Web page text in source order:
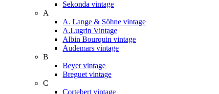
Sekonda vintage
A
A. Lange & Söhne vintage
A.Lugrin Vintage
Albin Bourquin vintage
Audemars vintage
B
Beyer vintage
Breguet vintage
C
Cortebert vintage